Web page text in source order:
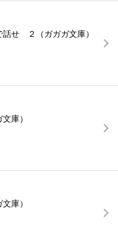
話せ ２（ガガガ文庫）
庫）
庫）